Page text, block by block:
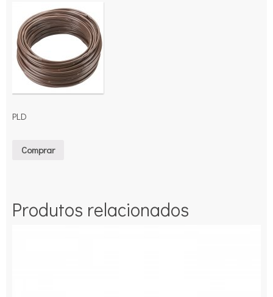
PLD
Comprar
Produtos relacionados